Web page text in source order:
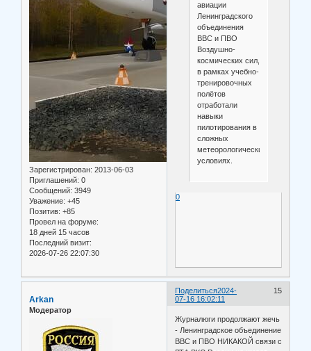
Зарегистрирован: 2013-06-03
Приглашений: 0
Сообщений: 3949
Уважение: +45
Позитив: +85
Провел на форуме:
18 дней 15 часов
Последний визит:
2026-07-26 22:07:30
авиации
Ленинградского
объединения
ВВС и ПВО
Воздушно-
космических сил,
в рамках учебно-
тренировочных
полётов
отработали
навыки
пилотирования в
сложных
метеорологических
условиях.
0
Поделиться 15
2024-
07-16 16:02:11
Arkan
Модератор
Журналюги продолжают жечь
- Ленинградское объединение
ВВС и ПВО НИКАКОЙ связи с